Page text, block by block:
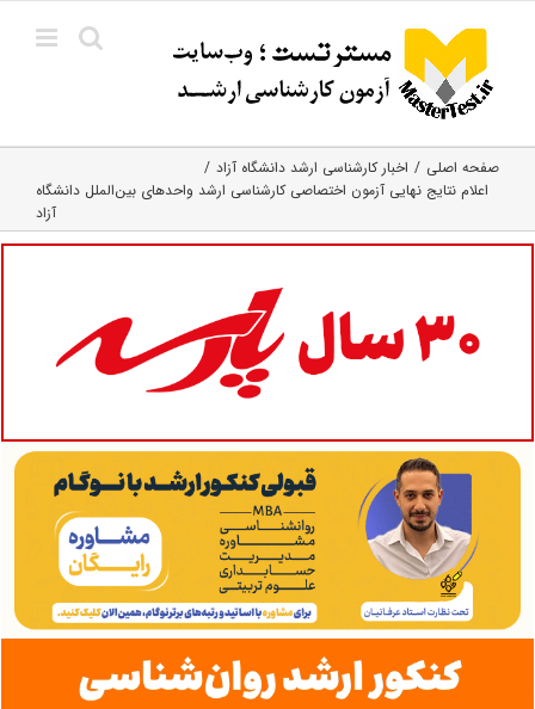
content
صفحه اصلی
اخبار کارشناسی ارشد دانشگاه آزاد
اعلام نتایج نهایی آزمون اختصاصی کارشناسی ارشد واحدهای بین‌الملل دانشگاه
آزاد